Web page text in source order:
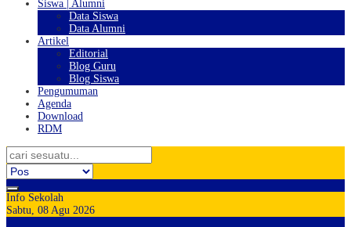
Siswa | Alumni
Data Siswa
Data Alumni
Artikel
Editorial
Blog Guru
Blog Siswa
Pengumuman
Agenda
Download
RDM
Info Sekolah
Sabtu, 08 Agu 2026